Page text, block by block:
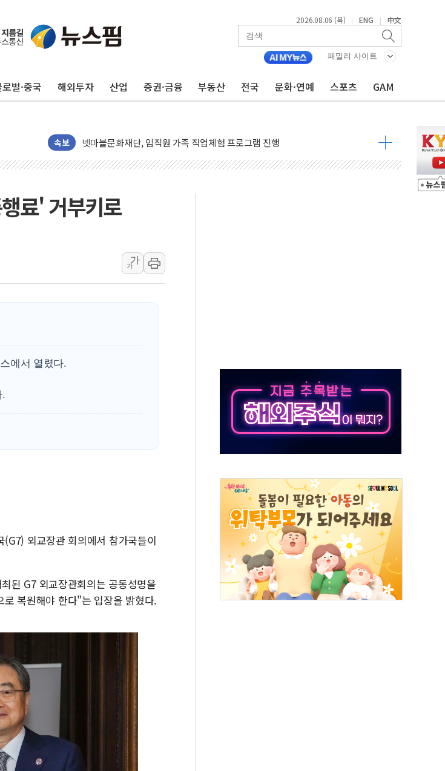
2026.08.06 (목) | ENG | 中文
패밀리 사이트
벌·중국 해외투자 산업 증권·금융 부동산 전국 문화·연예 스포츠 GAM
속보
깊이가 다른 글로벌 투자 정보 GAM - 맛보기편 (8/6)
원포유, 그린비파트너스 흡수합병…비대면 영상서비스 경쟁력 강화
김민석 측 "'레버리지 ETF 도입 김 총리 지시'는 가짜뉴스…법적 조치"
앤스로픽도 AI칩 직접 만든다…삼성전자 2나노 수주 '촉각'
민주당 지지층·무당층 1순위 선호도, 정청래 39.9% 김민석 39.8%
박윤영 KT 대표 "AIDC 경쟁력 높이기 위해 그룹 역량 결집해야"
'신작 부재' 웹젠, 2분기 영업이익 56억원...전년비 8.4% 감소
LGU+, 파주 AI DC 2조원 투자로 수익성 높인다
직접 입어보고 계약…체험형 웨딩페스타 인기
[ETF 시황] SK하이닉스 인버스 20% 급등…레버리지 급락
[일본 증시] 닛케이, AI·반도체 차익실현 매물에 3일 만에 반락
국내 최초 상업용 AI 데이터센터 포항서 '첫 삽'…2028년 가동 예정
[마감시황] 반도체가 흔든 코스피…4.58% 급락 속 코스닥만 웃었다
개인사업자대출 격차 9180억→3990억…인터넷뱅크 1·2위 '격전'
료' 거부키로
가
가
에서 열렸다.
.
외교장관 회의에서 참가국들이
된 G7 외교장관회의는 공동성명을
복원해야 한다"는 입장을 밝혔다.